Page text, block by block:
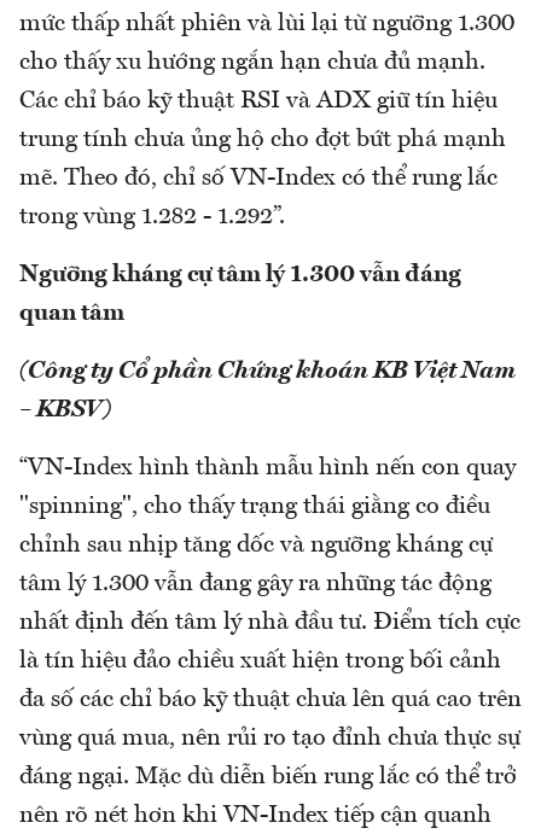
mức thấp nhất phiên và lùi lại từ ngưỡng 1.300
cho thấy xu hướng ngắn hạn chưa đủ mạnh.
Các chỉ báo kỹ thuật RSI và ADX giữ tín hiệu
trung tính chưa ủng hộ cho đợt bứt phá mạnh
mẽ. Theo đó, chỉ số VN-Index có thể rung lắc
trong vùng 1.282 - 1.292”.
Ngưỡng kháng cự tâm lý 1.300 vẫn đáng
quan tâm
(Công ty Cổ phần Chứng khoán KB Việt Nam
– KBSV)
“VN-Index hình thành mẫu hình nến con quay
"spinning", cho thấy trạng thái giằng co điều
chỉnh sau nhịp tăng dốc và ngưỡng kháng cự
tâm lý 1.300 vẫn đang gây ra những tác động
nhất định đến tâm lý nhà đầu tư. Điểm tích cực
là tín hiệu đảo chiều xuất hiện trong bối cảnh
đa số các chỉ báo kỹ thuật chưa lên quá cao trên
vùng quá mua, nên rủi ro tạo đỉnh chưa thực sự
đáng ngại. Mặc dù diễn biến rung lắc có thể trở
nên rõ nét hơn khi VN-Index tiếp cận quanh